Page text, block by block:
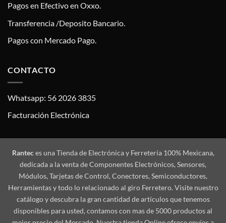
Pagos en Efectivo en Oxxo.
Transferencia /Deposito Bancario.
Pagos con Mercado Pago.
CONTACTO
Whatsapp: 56 2026 3835
Facturación Electrónica
Ranteces una Tienda de Electrónica y Ferretería 100% Mexicana,
dedicada a la venta de Componentes Electrónicos, Sensores,
Módulos, Tarjetas de Control, Conectores, Semiconductores,
Herramientas y todo lo relacionado al giro Ferretero. Visite nuestro
catálogo y descubra la gran cantidad de artículos que tenemos
disponibles para usted, contamos con mas de 5000 productos al